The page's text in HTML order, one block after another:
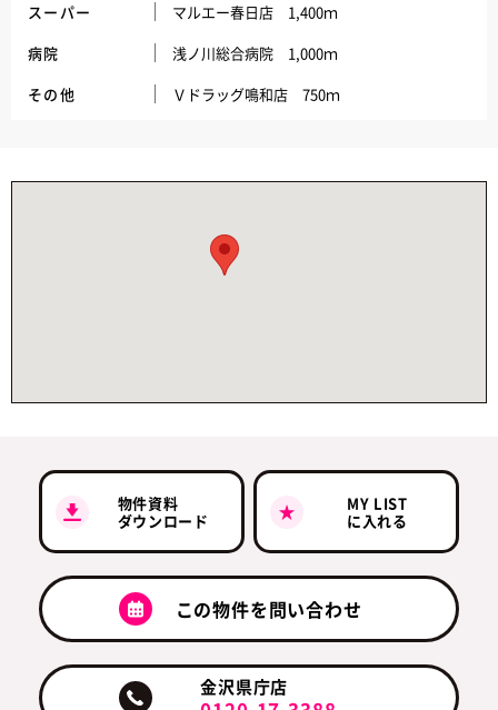
スーパー
マルエー春日店 1,400ｍ
病院
浅ノ川総合病院 1,000ｍ
その他
Ｖドラッグ鳴和店 750ｍ
物件資料
ダウンロード
MY LIST
に入れる
この物件を問い合わせ
金沢県庁店